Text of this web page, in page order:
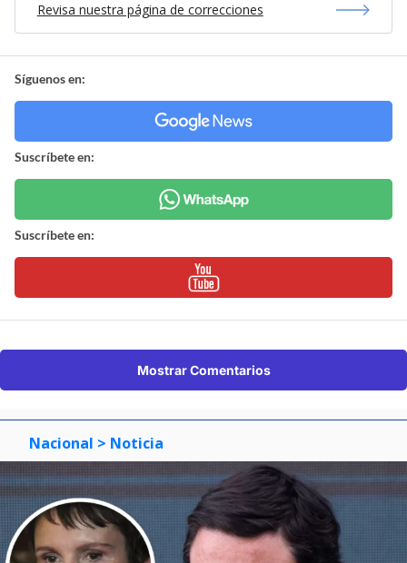
Revisa nuestra página de correcciones
Síguenos en:
Suscríbete en:
Suscríbete en:
Mostrar Comentarios
Nacional > Noticia